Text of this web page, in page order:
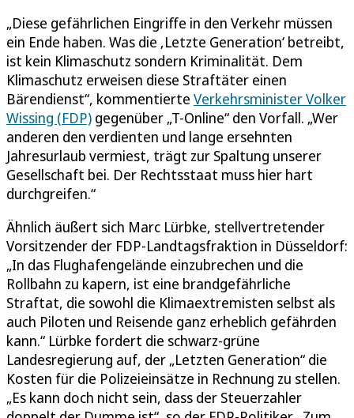
„Diese gefährlichen Eingriffe in den Verkehr müssen
ein Ende haben. Was die ‚Letzte Generation‘ betreibt,
ist kein Klimaschutz sondern Kriminalität. Dem
Klimaschutz erweisen diese Straftäter einen
Bärendienst“, kommentierte Verkehrsminister Volker
Wissing (FDP) gegenüber „T-Online“ den Vorfall. „Wer
anderen den verdienten und lange ersehnten
Jahresurlaub vermiest, trägt zur Spaltung unserer
Gesellschaft bei. Der Rechtsstaat muss hier hart
durchgreifen.“
Ähnlich äußert sich Marc Lürbke, stellvertretender
Vorsitzender der FDP-Landtagsfraktion in Düsseldorf:
„In das Flughafengelände einzubrechen und die
Rollbahn zu kapern, ist eine brandgefährliche
Straftat, die sowohl die Klimaextremisten selbst als
auch Piloten und Reisende ganz erheblich gefährden
kann.“ Lürbke fordert die schwarz-grüne
Landesregierung auf, der „Letzten Generation“ die
Kosten für die Polizeieinsätze in Rechnung zu stellen.
„Es kann doch nicht sein, dass der Steuerzahler